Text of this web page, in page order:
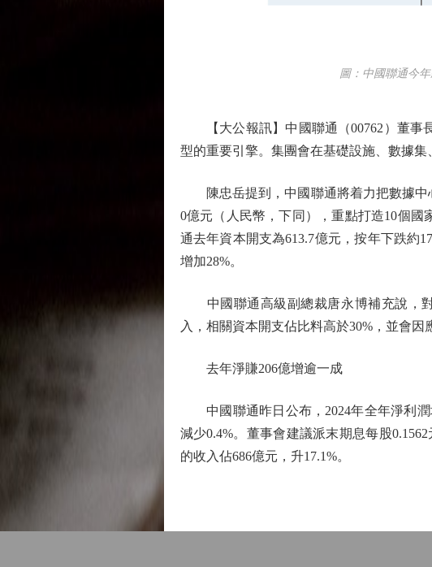
圖：中國聯通今年將
【大公報訊】中國聯通（00762）董事
型的重要引擎。集團會在基礎設施、數據
陳忠岳提到，中國聯通將着力把數據中
0億元（人民幣，下同），重點打造10個
通去年資本開支為613.7億元，按年下跌約
增加28%。
中國聯通高級副總裁唐永博補充說，對
入，相關資本開支佔比料高於30%，並會因
去年淨賺206億增逾一成
中國聯通昨日公布，2024年全年淨利潤
減少0.4%。董事會建議派末期息每股
的收入佔686億元，升17.1%。